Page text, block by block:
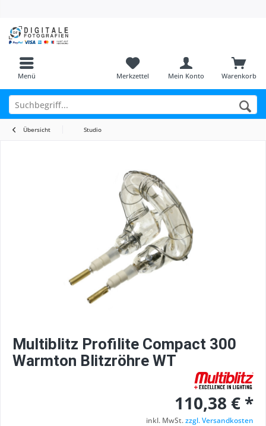
Menü Warenkorb
Merkzettel Mein Konto
Übersicht Studio
Multiblitz Profilite Compact 300
Warmton Blitzröhre WT
110,38 € *
inkl. MwSt.zzgl. Versandkosten